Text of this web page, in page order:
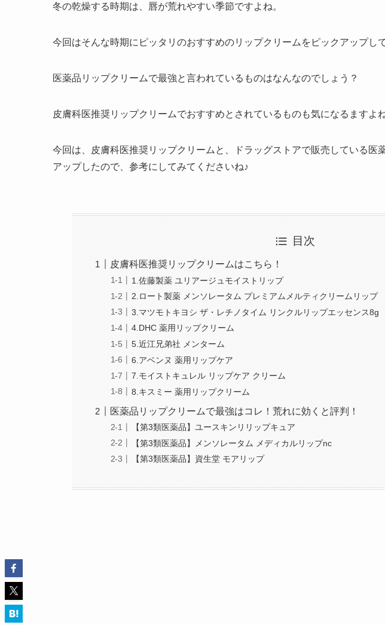
冬の乾燥する時期は、唇が荒れやすい季節ですよね。
今回はそんな時期にピッタリのおすすめのリップクリームをピックアップし
医薬品リップクリームで最強と言われているものはなんなのでしょう？
皮膚科医推奨リップクリームでおすすめとされているものも気になるますよ
今回は、皮膚科医推奨リップクリームと、ドラッグストアで販売している医
アップしたので、参考にしてみてくださいね♪
目次
皮膚科医推奨リップクリームはこちら！
1.佐藤製薬 ユリアージュモイストリップ
2.ロート製薬 メンソレータム プレミアムメルティクリームリップ
3.マツモトキヨシ ザ・レチノタイム リンクルリップエッセンス8g
4.DHC 薬用リップクリーム
5.近江兄弟社 メンターム
6.アベンヌ 薬用リップケア
7.モイストキュレル リップケア クリーム
8.キスミー 薬用リップクリーム
医薬品リップクリームで最強はコレ！荒れに効くと評判！
【第3類医薬品】ユースキンリリップキュア
【第3類医薬品】メンソレータム メディカルリップnc
【第3類医薬品】資生堂 モアリップ